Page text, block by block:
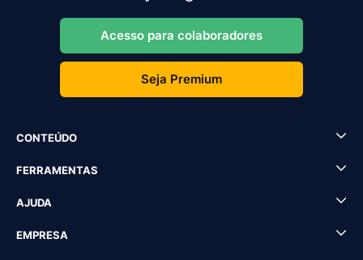
Acesso para colaboradores
Seja Premium
CONTEÚDO
FERRAMENTAS
AJUDA
EMPRESA